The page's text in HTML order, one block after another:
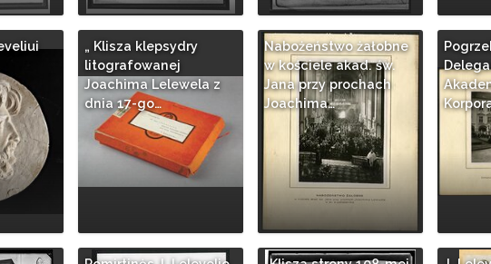
„ Klisza klepsydry
litografowanej
Joachima Lelewela z
dnia 17-go…
Nabożeństwo żałobne
w kościele akad. św.
Jana przy prochach
Joachima…